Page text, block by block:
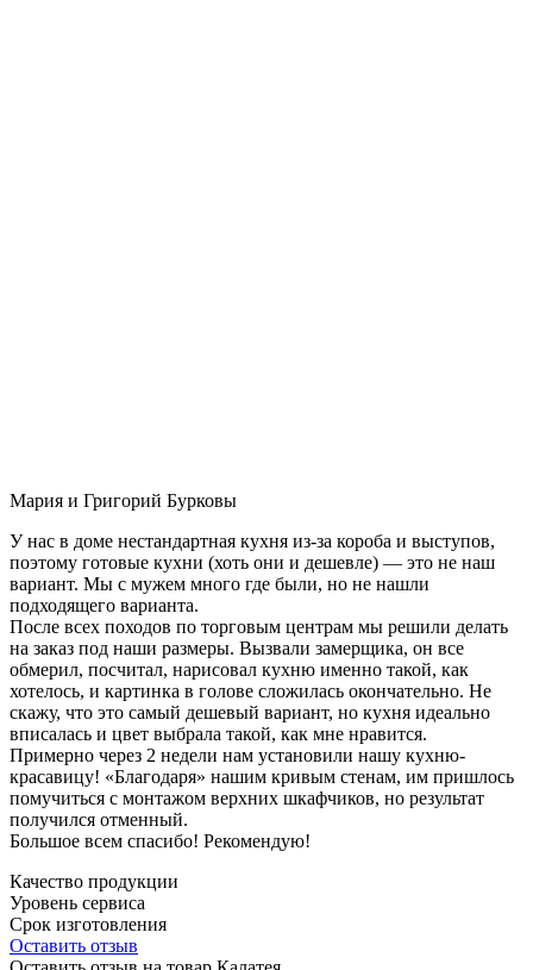
Мария и Григорий Бурковы
У нас в доме нестандартная кухня из-за короба и выступов,
поэтому готовые кухни (хоть они и дешевле) — это не наш
вариант. Мы с мужем много где были, но не нашли
подходящего варианта.
После всех походов по торговым центрам мы решили делать
на заказ под наши размеры. Вызвали замерщика, он все
обмерил, посчитал, нарисовал кухню именно такой, как
хотелось, и картинка в голове сложилась окончательно. Не
скажу, что это самый дешевый вариант, но кухня идеально
вписалась и цвет выбрала такой, как мне нравится.
Примерно через 2 недели нам установили нашу кухню-
красавицу! «Благодаря» нашим кривым стенам, им пришлось
помучиться с монтажом верхних шкафчиков, но результат
получился отменный.
Большое всем спасибо! Рекомендую!
Качество продукции
Уровень сервиса
Срок изготовления
Оставить отзыв